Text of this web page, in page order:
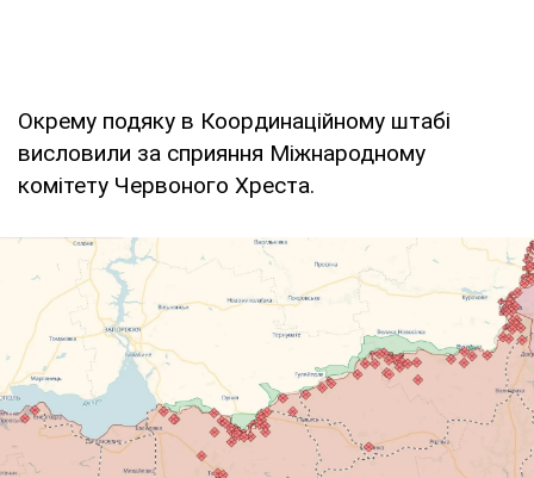
Окрему подяку в Координаційному штабі
висловили за сприяння Міжнародному
комітету Червоного Хреста.